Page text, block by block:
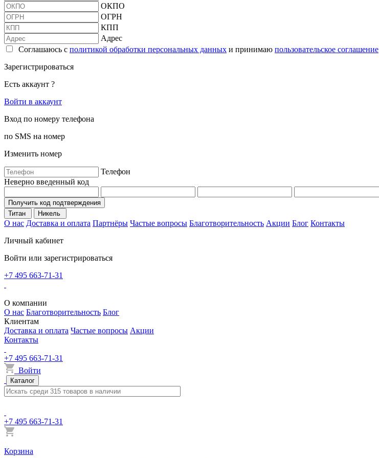
ОКПО
ОГРН
КПП
Адрес
Соглашаюсь с политикой обработки персональных данных и принимаю пользовательское соглашение
Зарегистрироваться
Есть аккаунт ?
Войти в аккаунт
Вход по номеру телефона
по SMS на номер
Изменить номер
Телефон
Неверно введенный код
Получить код подтверждения
Титан
Никель
О нас Доставка и оплата Партнёры Частые вопросы Благотворительность Акции Блог Контакты
Личный кабинет
Войти или зарегистрироваться
+7 495 663-71-31
О компании
О нас Благотворительность Блог
Клиентам
Доставка и оплата Частые вопросы Акции
Контакты
+7 495 663-71-31
Войти
Каталог
+7 495 663-71-31
Корзина